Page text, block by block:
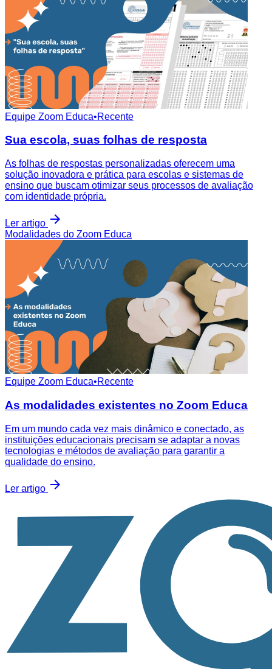
Equipe Zoom Educa•Recente
Sua escola, suas folhas de resposta
As folhas de respostas personalizadas oferecem uma
solução inovadora e prática para escolas e sistemas de
ensino que buscam otimizar seus processos de avaliação
com identidade própria.
Ler artigo
Modalidades do Zoom Educa
Equipe Zoom Educa•Recente
As modalidades existentes no Zoom Educa
Em um mundo cada vez mais dinâmico e conectado, as
instituições educacionais precisam se adaptar a novas
tecnologias e métodos de avaliação para garantir a
qualidade do ensino.
Ler artigo